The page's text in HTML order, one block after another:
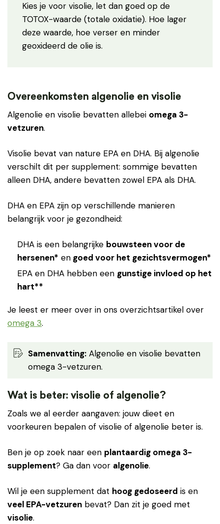
Kies je voor visolie, let dan goed op de
TOTOX-waarde (totale oxidatie). Hoe lager
deze waarde, hoe verser en minder
geoxideerd de olie is.
Overeenkomsten algenolie en visolie
Algenolie en visolie bevatten allebei omega 3-
vetzuren.
Visolie bevat van nature EPA en DHA. Bij algenolie
verschilt dit per supplement: sommige bevatten
alleen DHA, andere bevatten zowel EPA als DHA.
DHA en EPA zijn op verschillende manieren
belangrijk voor je gezondheid:
DHA is een belangrijke bouwsteen voor de
hersenen* en goed voor het gezichtsvermogen*
EPA en DHA hebben een gunstige invloed op het
hart**
Je leest er meer over in ons overzichtsartikel over
omega 3.
Samenvatting: Algenolie en visolie bevatten
omega 3-vetzuren.
Wat is beter: visolie of algenolie?
Zoals we al eerder aangaven: jouw dieet en
voorkeuren bepalen of visolie of algenolie beter is.
Ben je op zoek naar een plantaardig omega 3-
supplement? Ga dan voor algenolie.
Wil je een supplement dat hoog gedoseerd is en
veel EPA-vetzuren bevat? Dan zit je goed met
visolie.